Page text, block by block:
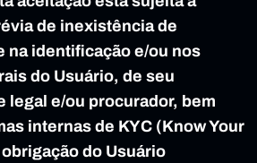
de inexistência de
na identificação e/ou nos
do Usuário, de seu
legal e/ou procurador, bem
internas de KYC (Know Your
do Usuário